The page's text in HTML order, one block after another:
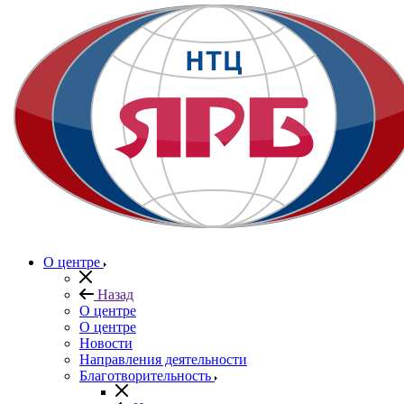
О центре
Назад
О центре
О центре
Новости
Направления деятельности
Благотворительность